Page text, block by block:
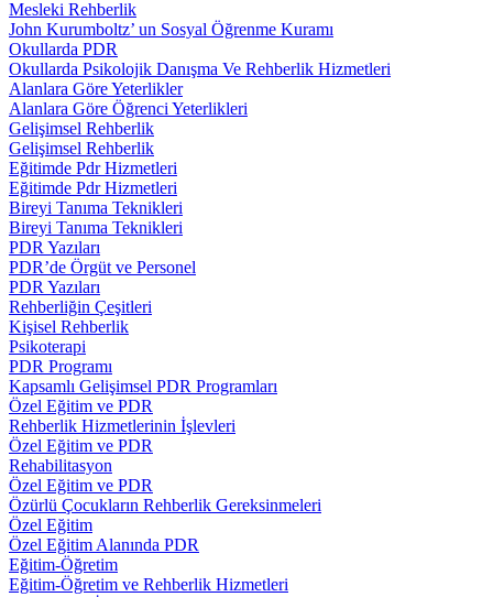
Mesleki Rehberlik
John Kurumboltz’ un Sosyal Öğrenme Kuramı
Okullarda PDR
Okullarda Psikolojik Danışma Ve Rehberlik Hizmetleri
Alanlara Göre Yeterlikler
Alanlara Göre Öğrenci Yeterlikleri
Gelişimsel Rehberlik
Gelişimsel Rehberlik
Eğitimde Pdr Hizmetleri
Eğitimde Pdr Hizmetleri
Bireyi Tanıma Teknikleri
Bireyi Tanıma Teknikleri
PDR Yazıları
PDR’de Örgüt ve Personel
PDR Yazıları
Rehberliğin Çeşitleri
Kişisel Rehberlik
Psikoterapi
PDR Programı
Kapsamlı Gelişimsel PDR Programları
Özel Eğitim ve PDR
Rehberlik Hizmetlerinin İşlevleri
Özel Eğitim ve PDR
Rehabilitasyon
Özel Eğitim ve PDR
Özürlü Çocukların Rehberlik Gereksinmeleri
Özel Eğitim
Özel Eğitim Alanında PDR
Eğitim-Öğretim
Eğitim-Öğretim ve Rehberlik Hizmetleri